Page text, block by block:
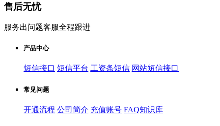
售后无忧
服务出问题客服全程跟进
产品中心
短信接口 短信平台 工资条短信 网站短信接口
常见问题
开通流程 公司简介 充值账号 FAQ知识库